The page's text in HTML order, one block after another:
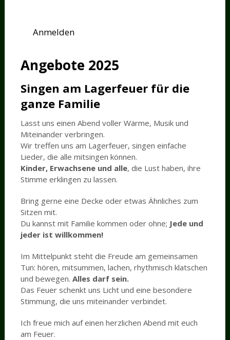
Anmelden
Angebote 2025
Singen am Lagerfeuer für die
ganze Familie
Lasst uns einen Abend voller Wärme, Musik und
Miteinander verbringen.
Wir treffen uns am Lagerfeuer, singen einfache
Lieder, die alle mitsingen können.
Kinder, Erwachsene und alle, die Lust haben, ihre
Stimme erklingen zu lassen.
Bring gerne eine Decke oder etwas Ähnliches zum
Sitzen mit.
Du kannst mit Familie kommen oder ohne; Jede und
jeder ist willkommen!
Im Mittelpunkt steht die Freude am gemeinsamen
Tun: hören, mitsummen, lachen, rhythmisch klatschen
und bewegen. Alles darf sein.
Das Feuer schenkt uns Licht und eine besondere
Stimmung, die uns miteinander verbindet.
Ich freue mich auf einen herzlichen Abend mit euch
am Feuer.